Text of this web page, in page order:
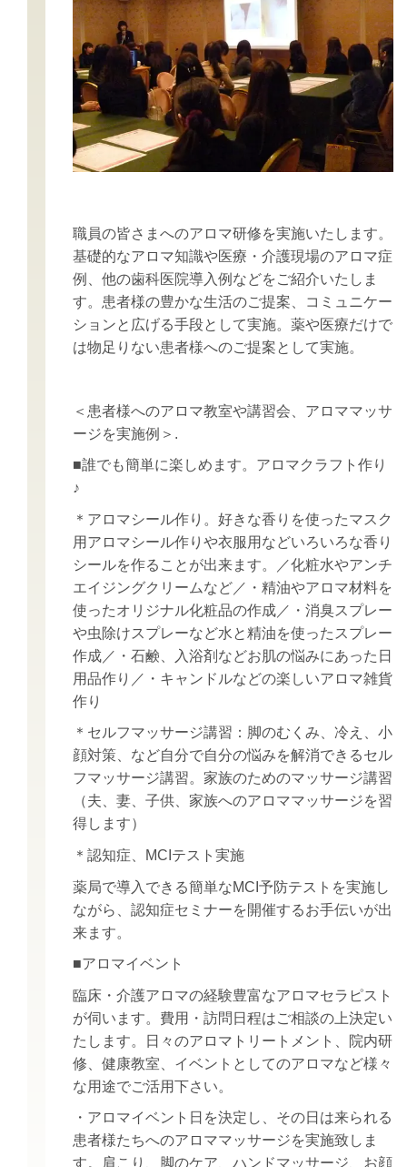
職員の皆さまへのアロマ研修を実施いたします。
基礎的なアロマ知識や医療・介護現場のアロマ症
例、他の歯科医院導入例などをご紹介いたしま
す。患者様の豊かな生活のご提案、コミュニケー
ションと広げる手段として実施。薬や医療だけで
は物足りない患者様へのご提案として実施。
＜患者様へのアロマ教室や講習会、アロママッサ
ージを実施例＞.
■誰でも簡単に楽しめます。アロマクラフト作り
♪
＊アロマシール作り。好きな香りを使ったマスク
用アロマシール作りや衣服用などいろいろな香り
シールを作ることが出来ます。／化粧水やアンチ
エイジングクリームなど／・精油やアロマ材料を
使ったオリジナル化粧品の作成／・消臭スプレー
や虫除けスプレーなど水と精油を使ったスプレー
作成／・石鹸、入浴剤などお肌の悩みにあった日
用品作り／・キャンドルなどの楽しいアロマ雑貨
作り
＊セルフマッサージ講習：脚のむくみ、冷え、小
顔対策、など自分で自分の悩みを解消できるセル
フマッサージ講習。家族のためのマッサージ講習
（夫、妻、子供、家族へのアロママッサージを習
得します）
＊認知症、MCIテスト実施
薬局で導入できる簡単なMCI予防テストを実施し
ながら、認知症セミナーを開催するお手伝いが出
来ます。
■アロマイベント
臨床・介護アロマの経験豊富なアロマセラピスト
が伺います。費用・訪問日程はご相談の上決定い
たします。日々のアロマトリートメント、院内研
修、健康教室、イベントとしてのアロマなど様々
な用途でご活用下さい。
・アロマイベント日を決定し、その日は来られる
患者様たちへのアロママッサージを実施致しま
す。肩こり、脚のケア、ハンドマッサージ、お顔